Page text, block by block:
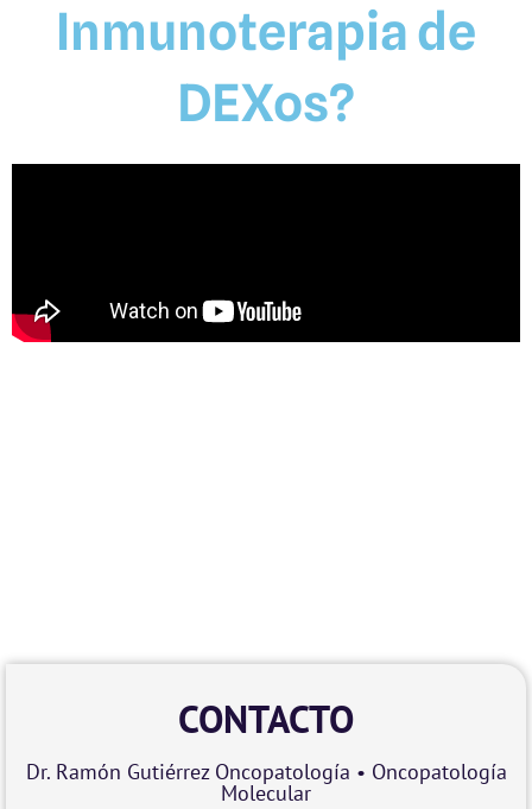
Inmunoterapia de
DEXos?
CONTACTO
Dr. Ramón Gutiérrez Oncopatología • Oncopatología
Molecular